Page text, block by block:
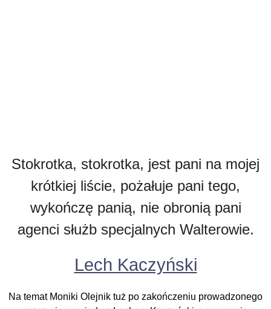
Stokrotka, stokrotka, jest pani na mojej
krótkiej liście, pożałuje pani tego,
wykończę panią, nie obronią pani
agenci służb specjalnych Walterowie.
Lech Kaczyński
Na temat Moniki Olejnik tuż po zakończeniu prowadzonego